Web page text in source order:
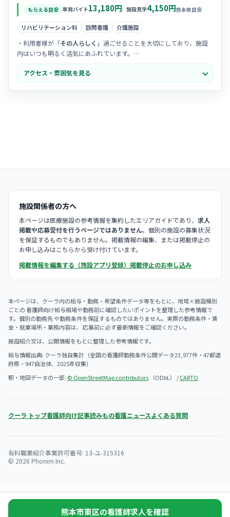
もらえる目安 単発バイト13,180円 施設見学4,150円熊本県目安
リハビリテーション科 訪問看護 介護施設
・利用者様が「その人らしく 」過ごせることを大切にしており、施設
内はいつも明るく活気にあふれています。
・多職種チームの連携が非常にスムーズで、困ったときはお互いに助
け合える温かい職場文化が根付いています。
・リニューアルされた清潔感のある空間で、趣味の講座や食事など利
アクセス・雰囲気を見る
施設関係者の方へ
本ページは医療施設の参考情報を集約したエリアガイドであり、 求人
掲載や応募受付を行うページではありません。個別の施設の募集状況
を保証するものでもありません。掲載情報の編集、または掲載停止の
お申し込みはこちらから受け付けています。
掲載情報を編集する（施設アプリ登録） 掲載停止のお申し込み
本ページは、クーラ内の給与・勤務・希望条件データ等をもとに、地域×施設種別
ごとの 看護師向け給与相場や勤務前に確認したいポイントを整理した参考情報で
す。個別の勤務先 や勤務条件を保証するものではありません。実際の勤務条件・賃
金・就業場所・業務内容は、 応募前に必ず最新情報をご確認ください。
施設紹介文は、公開情報をもとに整理した参考情報です。
給与情報出典: クーラ独自集計（全国の看護師勤務条件公開データ23,977件・47都道
府県・947自治体、2025年収集）
駅・地図データの一部: © OpenStreetMap contributors （ODbL） /CARTO
クーラ トップ看護師向け記事読みもの看護ニュースよくある質問
有料職業紹介事業許可番号: 13-ユ-315316
© 2026 Phonim Inc.
熊本市東区の看護師求人を確認